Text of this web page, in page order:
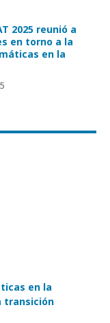
2025 reunió a
en torno a la
en la
en la
transición